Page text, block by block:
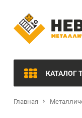
КАТАЛОГ
Главная